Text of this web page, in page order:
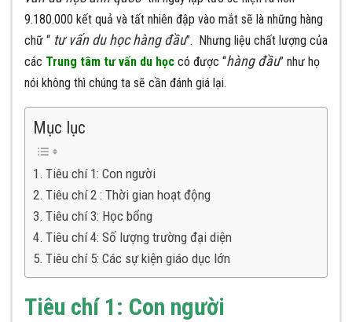
9.180.000 kết quả và tất nhiên đập vào mắt sẽ là những hàng
chữ “ tư vấn du học hàng đầu”. Nhưng liệu chất lượng của
các Trung tâm tư vấn du học có được “hàng đầu” như họ
nói không thì chúng ta sẽ cần đánh giá lại.
Mục lục
Tiêu chí 1: Con người
Tiêu chí 2 : Thời gian hoạt động
Tiêu chí 3: Học bổng
Tiêu chí 4: Số lượng trường đại diện
Tiêu chí 5: Các sự kiện giáo dục lớn
Tiêu chí 1: Con người